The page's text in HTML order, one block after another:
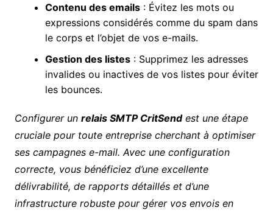
Contenu des emails: Évitez les mots ou
expressions considérés comme du spam dans
le corps et l’objet de vos e-mails.
Gestion des listes: Supprimez les adresses
invalides ou inactives de vos listes pour éviter
les bounces.
Configurer un relais SMTP CritSendest une étape
cruciale pour toute entreprise cherchant à optimiser
ses campagnes e-mail. Avec une configuration
correcte, vous bénéficiez d’une excellente
délivrabilité, de rapports détaillés et d’une
infrastructure robuste pour gérer vos envois en